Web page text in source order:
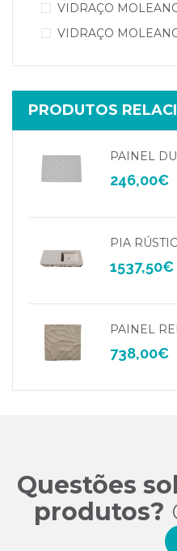
VIDRAÇO
VIDRAÇO
PRODUTOS
PAINEL
246,00€
PIA
1537,50€
PAINEL
738,00€
Questões
produtos?